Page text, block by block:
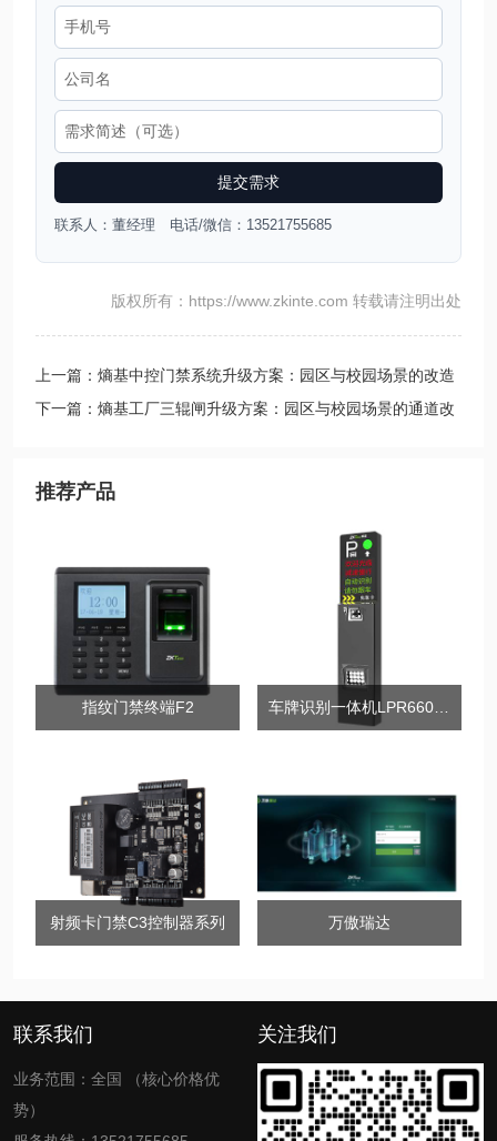
提交需求
联系人：董经理 电话/微信：13521755685
版权所有：https://www.zkinte.com 转载请注明出处
上一篇：熵基中控门禁系统升级方案：园区与校园场景的改造
整合路径
下一篇：熵基工厂三辊闸升级方案：园区与校园场景的通道改
推荐产品
指纹门禁终端F2
射频卡门禁C3控制器系列 万傲瑞达
联系我们
业务范围：全国 （核心价格优
势）
关注我们